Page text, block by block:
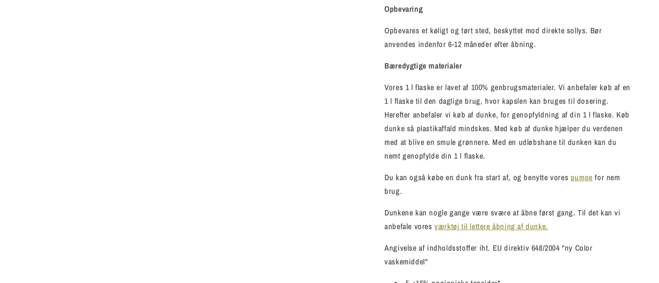
Opbevaring
Opbevares et køligt og tørt sted, beskyttet mod direkte sollys. Bør
anvendes indenfor 6-12 måneder efter åbning.
Bæredygtige materialer
Vores 1 l flaske er lavet af 100% genbrugsmaterialer. Vi anbefaler køb af en
1 l flaske til den daglige brug, hvor kapslen kan bruges til dosering.
Herefter anbefaler vi køb af dunke, for genopfyldning af din 1 l flaske. Køb
dunke så plastikaffald mindskes. Med køb af dunke hjælper du verdenen
med at blive en smule grønnere. Med en udløbshane til dunken kan du
nemt genopfylde din 1 l flaske.
Du kan også købe en dunk fra start af, og benytte vores pumpe for nem
brug.
Dunkene kan nogle gange være svære at åbne først gang. Til det kan vi
anbefale voresværktøj til lettere åbning af dunke.
Angivelse af indholdsstoffer iht. EU direktiv 648/2004 "ny Color
vaskemiddel"